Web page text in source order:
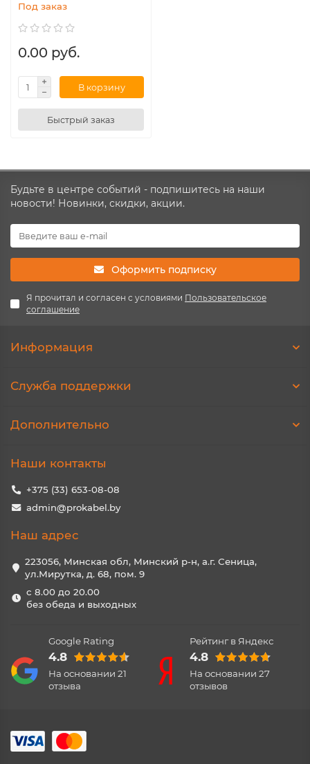
Под заказ
0.00 руб.
В корзину
Быстрый заказ
Будьте в центре событий - подпишитесь на наши
новости! Новинки, скидки, акции.
Оформить подписку
Я прочитал и согласен с условиями Пользовательское
соглашение
Информация
Служба поддержки
Дополнительно
Наши контакты
+375 (33) 653-08-08
admin@prokabel.by
Наш адрес
223056, Минская обл, Минский р-н, а.г. Сеница,
ул.Мирутка, д. 68, пом. 9
с 8.00 до 20.00
без обеда и выходных
Google Rating
4.8
На основании 21
отзыва
Рейтинг в Яндекс
4.8
На основании 27
отзывов